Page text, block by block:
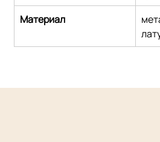
Материал